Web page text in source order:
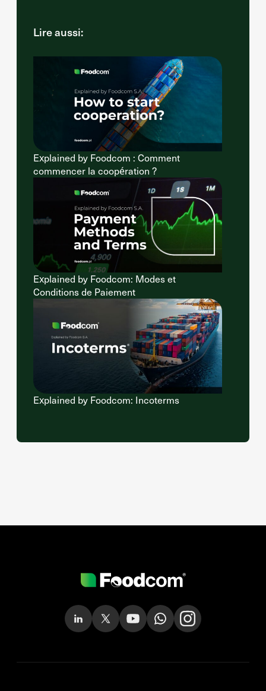
Lire aussi:
Explained by Foodcom : Comment
commencer la coopération ?
Explained by Foodcom: Modes et
Conditions de Paiement
Explained by Foodcom: Incoterms